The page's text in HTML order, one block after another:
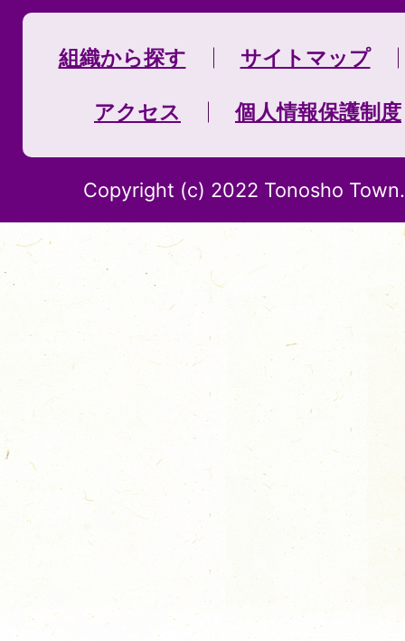
組織から探す サイトマップ
アクセス 個人情報保護制度
Copyright (c) 2022 Tonosho